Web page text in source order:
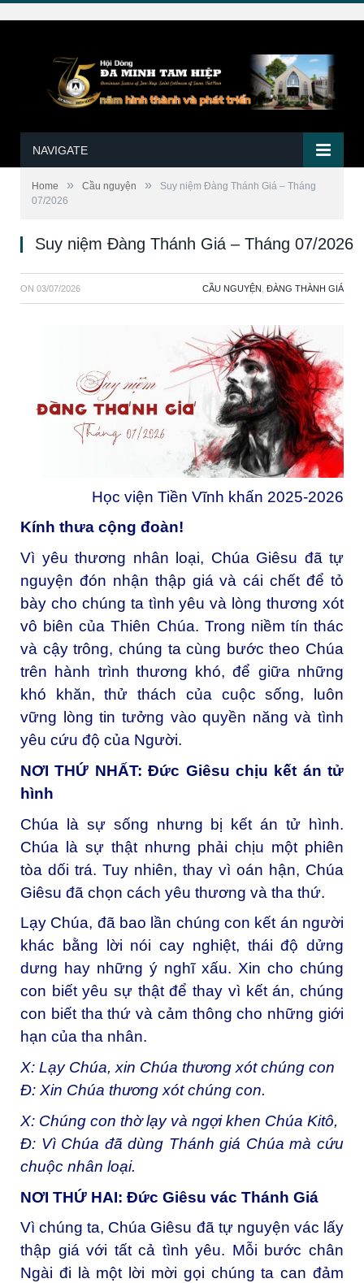
NAVIGATE
Home » Cầu nguyện »
Suy niệm Đàng Thánh Giá – Tháng
07/2026
Suy niệm Đàng Thánh Giá – Tháng 07/2026
ON 03/07/2026 CẦU NGUYỆN ĐÀNG THÀNH GIÁ
Học viện Tiền Vĩnh khấn 2025-2026
Kính thưa cộng đoàn!
Vì yêu thương nhân loại, Chúa Giêsu đã tự
nguyện đón nhận thập giá và cái chết để tỏ
bày cho chúng ta tình yêu và lòng thương xót
vô biên của Thiên Chúa. Trong niềm tín thác
và cậy trông, chúng ta cùng bước theo Chúa
trên hành trình thương khó, để giữa những
khó khăn, thử thách của cuộc sống, luôn
vững lòng tin tưởng vào quyền năng và tình
yêu cứu độ của Người.
NƠI THỨ NHẤT: Đức Giêsu chịu kết án tử
hình
Chúa là sự sống nhưng bị kết án tử hình.
Chúa là sự thật nhưng phải chịu một phiên
tòa dối trá. Tuy nhiên, thay vì oán hận, Chúa
Giêsu đã chọn cách yêu thương và tha thứ.
Lạy Chúa, đã bao lần chúng con kết án người
khác bằng lời nói cay nghiệt, thái độ dửng
dưng hay những ý nghĩ xấu. Xin cho chúng
con biết yêu sự thật để thay vì kết án, chúng
con biết tha thứ và cảm thông cho những giới
hạn của tha nhân.
X: Lạy Chúa, xin Chúa thương xót chúng con
Đ: Xin Chúa thương xót chúng con.
X: Chúng con thờ lạy và ngợi khen Chúa Kitô,
Đ: Vì Chúa đã dùng Thánh giá Chúa mà cứu
chuộc nhân loại.
NƠI THỨ HAI: Đức Giêsu vác Thánh Giá
Vì chúng ta, Chúa Giêsu đã tự nguyện vác lấy
thập giá với tất cả tình yêu. Mỗi bước chân
Ngài đi là một lời mời gọi chúng ta can đảm